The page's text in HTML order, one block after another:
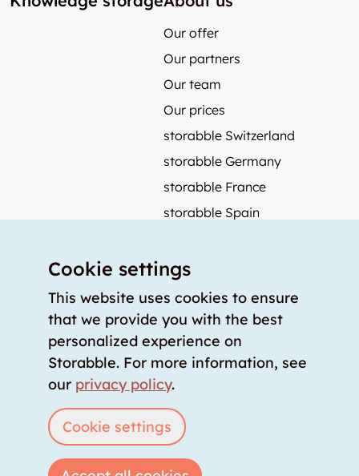
Our offer
Our partners
Our team
Our prices
storabble Switzerland
storabble Germany
storabble France
storabble Spain
Press coverage
How to calculate the size of a storage room?
How much does a storage room cost?
For storage providers
Login List storage room
Cookie settings
This website uses cookies to ensure
that we provide you with the best
personalized experience on
Storabble. For more information, see
our privacy policy.
Cookie settings